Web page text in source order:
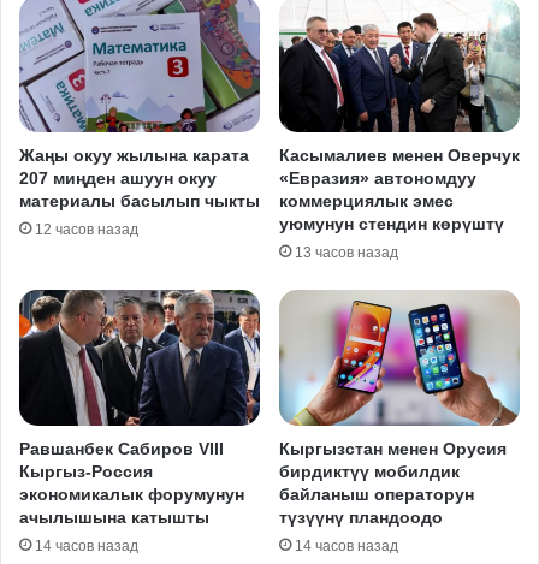
Жаңы окуу жылына карата
207 миңден ашуун окуу
материалы басылып чыкты
12 часов назад
Касымалиев менен Оверчук
«Евразия» автономдуу
коммерциялык эмес
уюмунун стендин көрүштү
13 часов назад
Равшанбек Сабиров VIII
Кыргыз-Россия
экономикалык форумунун
ачылышына катышты
14 часов назад
Кыргызстан менен Орусия
бирдиктүү мобилдик
байланыш операторун
түзүүнү пландоодо
14 часов назад